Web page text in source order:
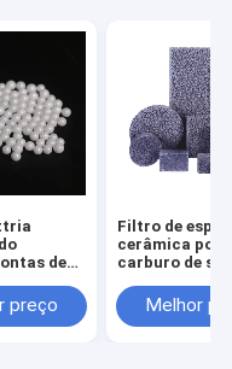
de
preço
Filtro de
cerâmica
carburo de
filtração de
fundidos
Melhor